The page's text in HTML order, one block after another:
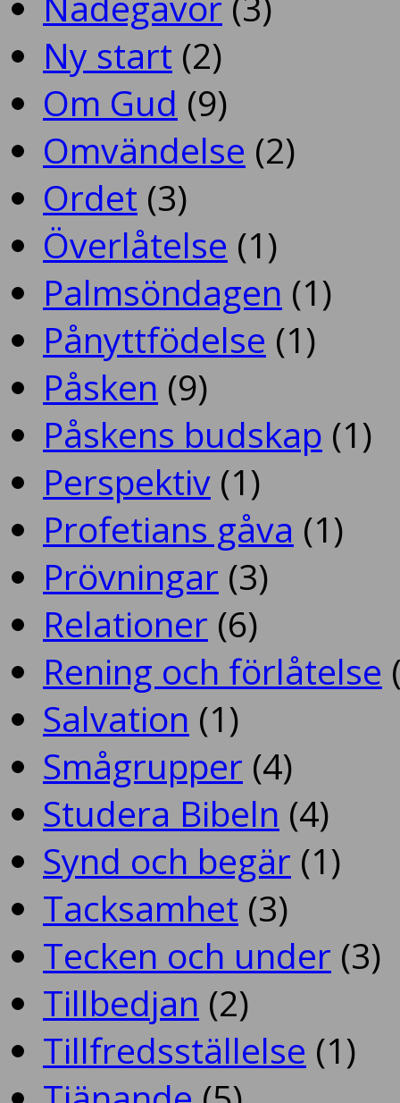
Ny start (2)
Om Gud (9)
Omvändelse (2)
Ordet (3)
Överlåtelse (1)
Palmsöndagen (1)
Pånyttfödelse (1)
Påsken (9)
Påskens budskap (1)
Perspektiv (1)
Profetians gåva (1)
Prövningar (3)
Relationer (6)
Rening och förlåtelse
Salvation (1)
Smågrupper (4)
Studera Bibeln (4)
Synd och begär (1)
Tacksamhet (3)
Tecken och under (3)
Tillbedjan (2)
Tillfredsställelse (1)